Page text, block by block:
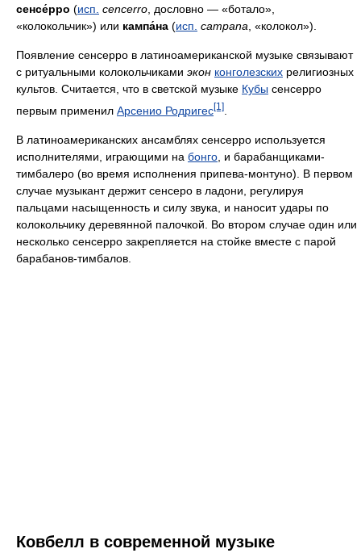
сенсе́рро (исп. cencerro , дословно — «ботало»,
«колокольчик») или кампа́на (исп. campana , «колокол»).
Появление сенсерро в латиноамериканской музыке связывают
с ритуальными колокольчиками экон конголезских религиозных
культов. Считается, что в светской музыке Кубы сенсерро
первым применил Арсенио Родригес[1]
В латиноамериканских ансамблях сенсерро используется
исполнителями, играющими на бонго , и барабанщиками-
тимбалеро (во время исполнения припева-монтуно). В первом
случае музыкант держит сенсеро в ладони, регулируя
пальцами насыщенность и силу звука, и наносит удары по
колокольчику деревянной палочкой. Во втором случае один или
несколько сенсерро закрепляется на стойке вместе с парой
барабанов-тимбалов.
Ковбелл в современной музыке